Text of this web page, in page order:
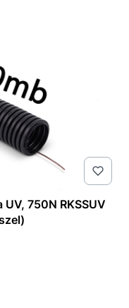
750N RKSSUV